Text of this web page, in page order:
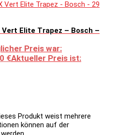
Vert Elite Trapez – Bosch –
Preis war:
€Aktueller Preis ist:
Produkt weist mehrere
können auf der